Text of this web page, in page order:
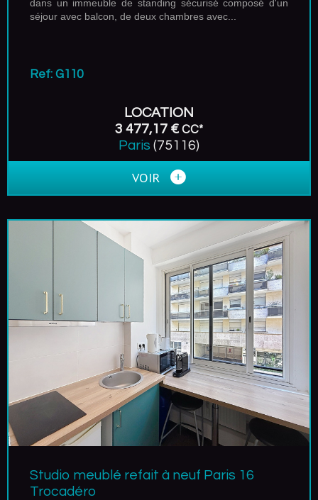
dans un immeuble de standing sécurisé composé d'un
séjour avec balcon, de deux chambres avec...
Ref: G110
LOCATION
3 477,17 € CC*
Paris (75116)
VOIR
Studio meublé refait à neuf Paris 16
Trocadéro